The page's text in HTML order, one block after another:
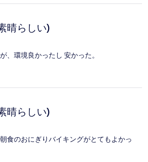
晴らしい)
、環境良かったし 安かった。
晴らしい)
食のおにぎりバイキングがとてもよかっ